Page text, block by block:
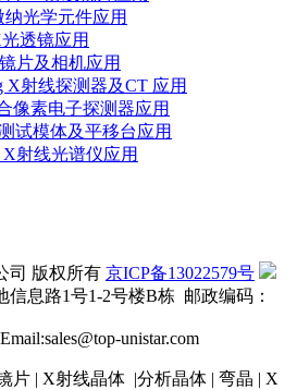
纳光学元件应用
透镜应用
片及相机应用
X射线探测器及CT 应用
像素电子探测器应用
试模体及平移台应用
射线光谱仪应用
司 版权所有 京ICP备13022579号
息路1号1-2号楼B栋 邮政编码：
unistar.com
片 | X射线晶体 |分析晶体 | 弯晶 | X